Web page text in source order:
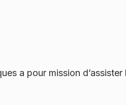
a pour mission d’assister